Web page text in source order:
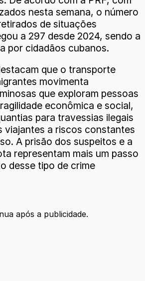
nesta semana, o número
de situações
a 297 desde 2024, sendo a
por cidadãos cubanos.
que o transporte
movimenta
que exploram pessoas
econômica e social,
para travessias ilegais
viajantes a riscos constantes
A prisão dos suspeitos e a
representam mais um passo
desse tipo de crime
após a publicidade.